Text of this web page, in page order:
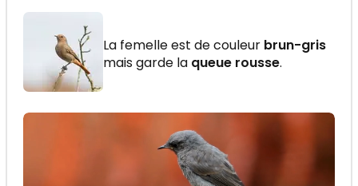
La femelle est de couleur brun-gris
mais garde la queue rousse.